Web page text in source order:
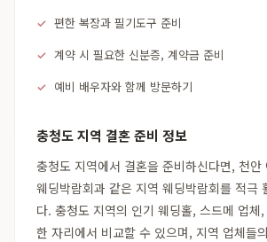
편한 복장과 필기도구 준비
계약 시 필요한 신분증, 계약금 준비
예비 배우자와 함께 방문하기
충청도 지역 결혼 준비 정보
충청도 지역에서 결혼을 준비하신다면, 천안
웨딩박람회과 같은 지역 웨딩박람회를 적극
다. 충청도 지역의 인기 웨딩홀, 스드메 업체
한 자리에서 비교할 수 있으며, 지역 업체들